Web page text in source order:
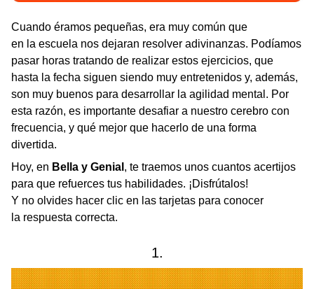
Cuando éramos pequeñas, era muy común que
en la escuela nos dejaran resolver adivinanzas. Podíamos
pasar horas tratando de realizar estos ejercicios, que
hasta la fecha siguen siendo muy entretenidos y, además,
son muy buenos para desarrollar la agilidad mental. Por
esta razón, es importante desafiar a nuestro cerebro con
frecuencia, y qué mejor que hacerlo de una forma
divertida.
Hoy, en Bella y Genial , te traemos unos cuantos acertijos
para que refuerces tus habilidades. ¡Disfrútalos!
Y no olvides hacer clic en las tarjetas para conocer
la respuesta correcta.
1.